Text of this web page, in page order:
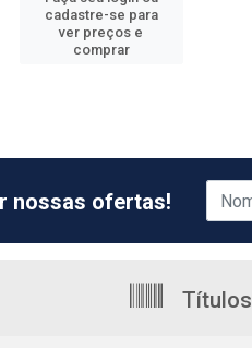
cadastre-se para
ver preços e
comprar
nossas ofertas!
Títulos